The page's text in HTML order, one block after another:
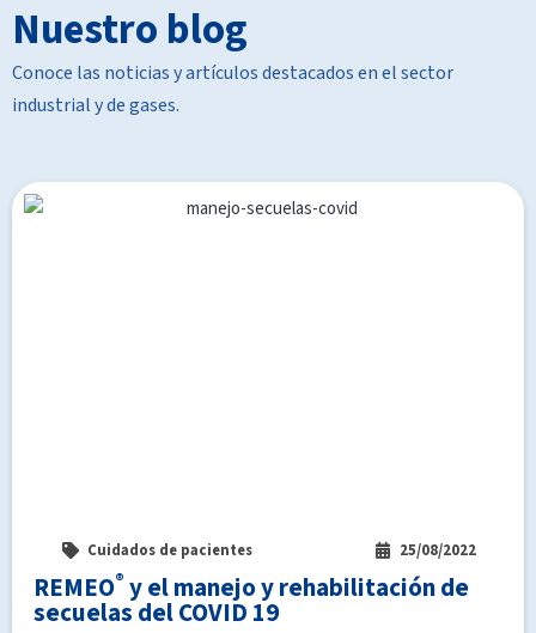
Nuestro blog
Conoce las noticias y artículos destacados en el sector
industrial y de gases.
Cuidados de pacientes 25/08/2022
REMEO® y el manejo y rehabilitación de
secuelas del COVID 19